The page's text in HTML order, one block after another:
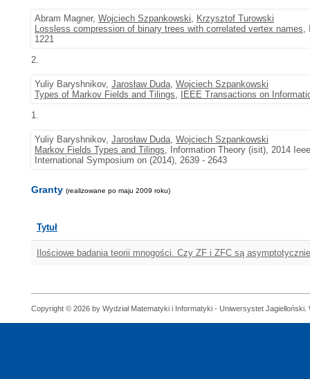
Abram Magner, Wojciech Szpankowski, Krzysztof Turowski
Lossless compression of binary trees with correlated vertex names,
1221
2.
Yuliy Baryshnikov, Jarosław Duda, Wojciech Szpankowski
Types of Markov Fields and Tilings,
IEEE Transactions on
1.
Yuliy Baryshnikov, Jarosław Duda, Wojciech Szpankowski
Markov Fields Types and Tilings, Information Theory (isit), 2014
International Symposium on (2014), 2639 - 2643
Granty (realizowane po maju 2009 roku)
Tytuł
Ilościowe badania teorii mnogości. Czy ZF i ZFC są
Copyright © 2026 by Wydział Matematyki i Informatyki - Uniwersystet